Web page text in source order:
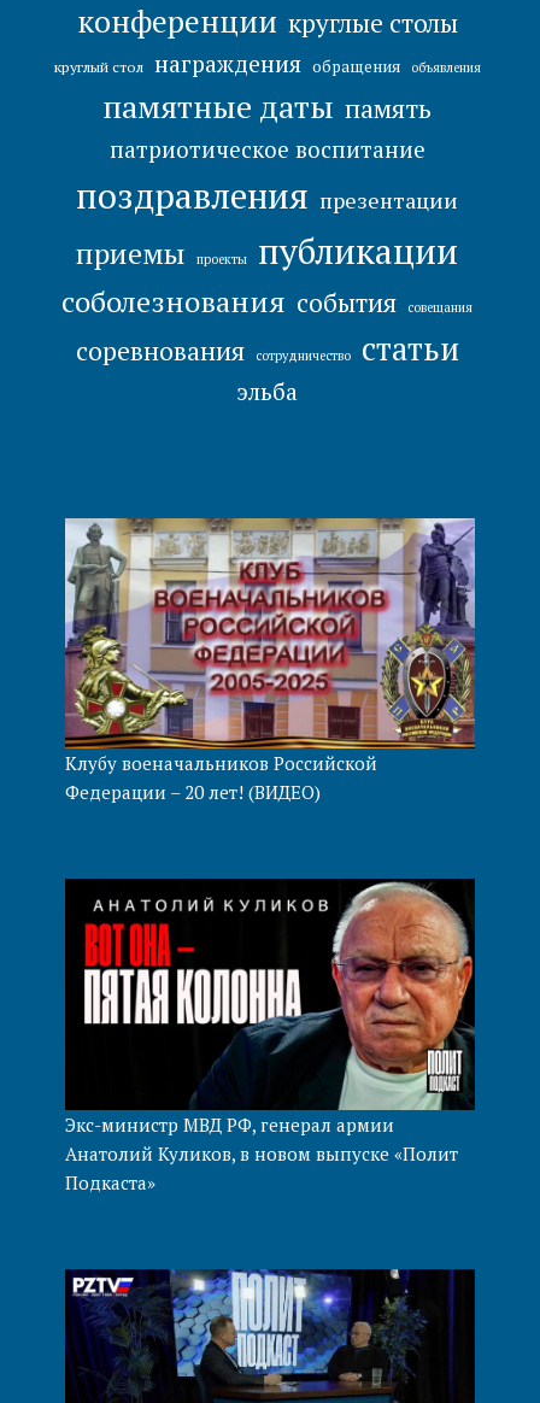
конференции круглые столы
круглый стол награждения обращения объявления
памятные даты память
патриотическое воспитание
поздравления презентации
приемы проекты публикации
соболезнования события совещания
соревнования сотрудничество статьи
эльба
Клубу военачальников Российской
Федерации – 20 лет! (ВИДЕО)
Экс-министр МВД РФ, генерал армии
Анатолий Куликов, в новом выпуске «Полит
Подкаста»